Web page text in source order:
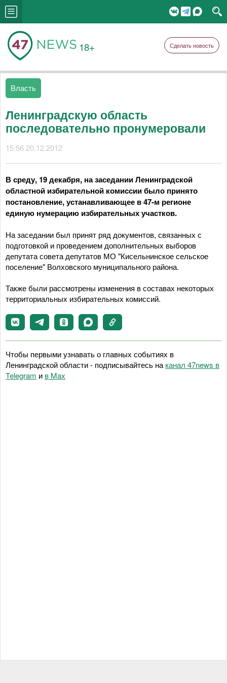
18+ Сделать новость
Власть
Ленинградскую область
последовательно пронумеровали
15:56 20.12.2012
В среду, 19 декабря, на заседании Ленинградской
областной избирательной комиссии было принято
постановление, устанавливающее в 47-м регионе
единую нумерацию избирательных участков.
На заседании был принят ряд документов, связанных с
подготовкой и проведением дополнительных выборов
депутата совета депутатов МО "Кисельнинское сельское
поселение" Волховского муниципального района.
Также были рассмотрены изменения в составах некоторых
территориальных избирательных комиссий.
Чтобы первыми узнавать о главных событиях в
Ленинградской области - подписывайтесь на канал 47news в
Telegram и в Maх